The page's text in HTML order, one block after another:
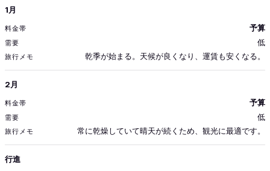
月
1月
予算
低
乾季が始まる。天候が良くなり、運賃も安くなる。
2月
予算
低
常に乾燥していて晴天が続くため、観光に最適です。
行進